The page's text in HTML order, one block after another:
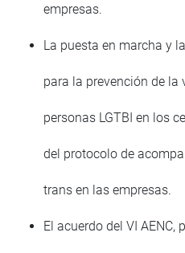
empresas.
La puesta en marcha y
para la prevención de la
personas LGTBI en los
del protocolo de
trans en las empresas.
El acuerdo del VI AENC,